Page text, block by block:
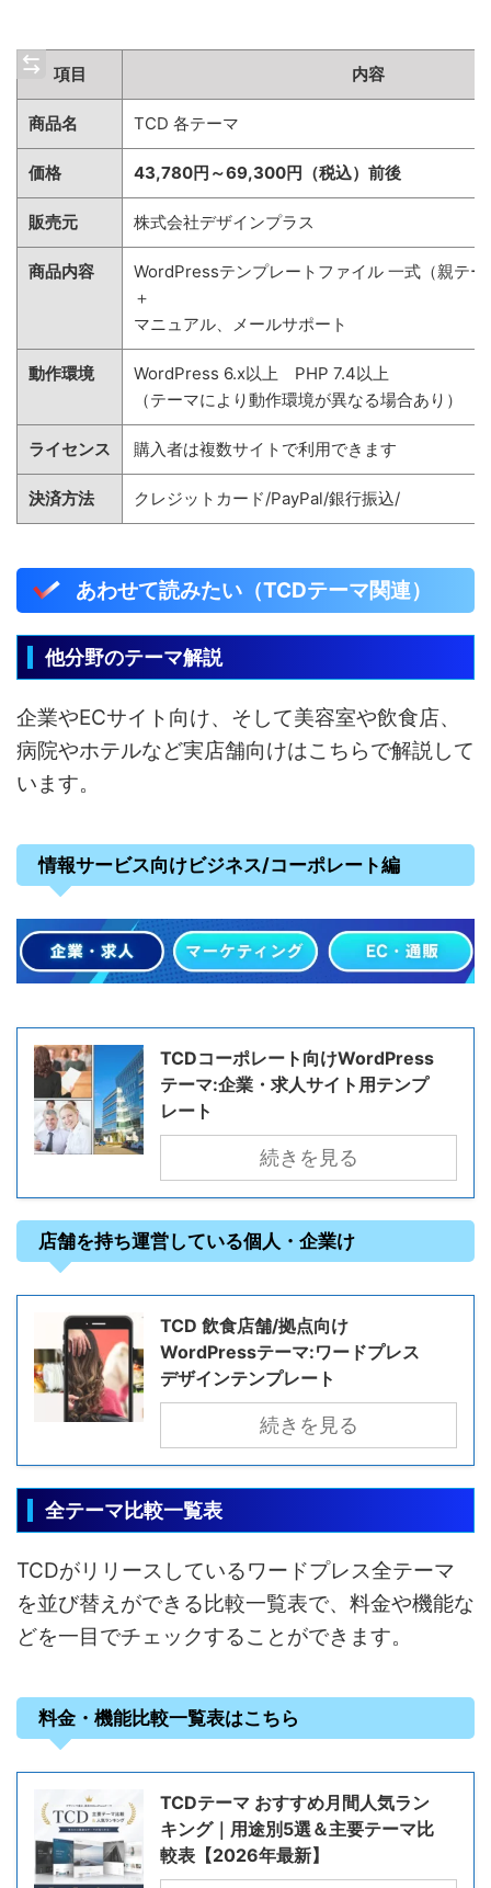
項目 内容
商品名 TCD 各テーマ
価格 43,780円～69,300円（税込）前後
販売元 株式会社デザインプラス
商品内容
WordPressテンプレートファイル 一式（親テ
＋
マニュアル、メールサポート
動作環境
WordPress 6.x以上 PHP 7.4以上
（テーマにより動作環境が異なる場合あり）
ライセンス 購入者は複数サイトで利用できます
決済方法 クレジットカード/PayPal/銀行振込/
あわせて読みたい（TCDテーマ関連）
他分野のテーマ解説
企業やECサイト向け、そして美容室や飲食店、
病院やホテルなど実店舗向けはこちらで解説して
います。
情報サービス向けビジネス/コーポレート編
TCDコーポレート向けWordPress
テーマ:企業・求人サイト用テンプ
レート
続きを見る
店舗を持ち運営している個人・企業け
TCD 飲食店舗/拠点向け
WordPressテーマ:ワードプレス
デザインテンプレート
続きを見る
全テーマ比較一覧表
TCDがリリースしているワードプレス全テーマ
を並び替えができる比較一覧表で、料金や機能な
どを一目でチェックすることができます。
料金・機能比較一覧表はこちら
TCDテーマ おすすめ月間人気ラン
キング｜用途別5選＆主要テーマ比
較表【2026年最新】